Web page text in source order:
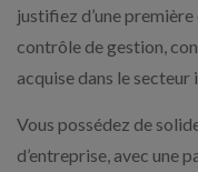
justifiez d’une première
contrôle de gestion,
acquise dans le
Vous possédez de
d’entreprise, avec une